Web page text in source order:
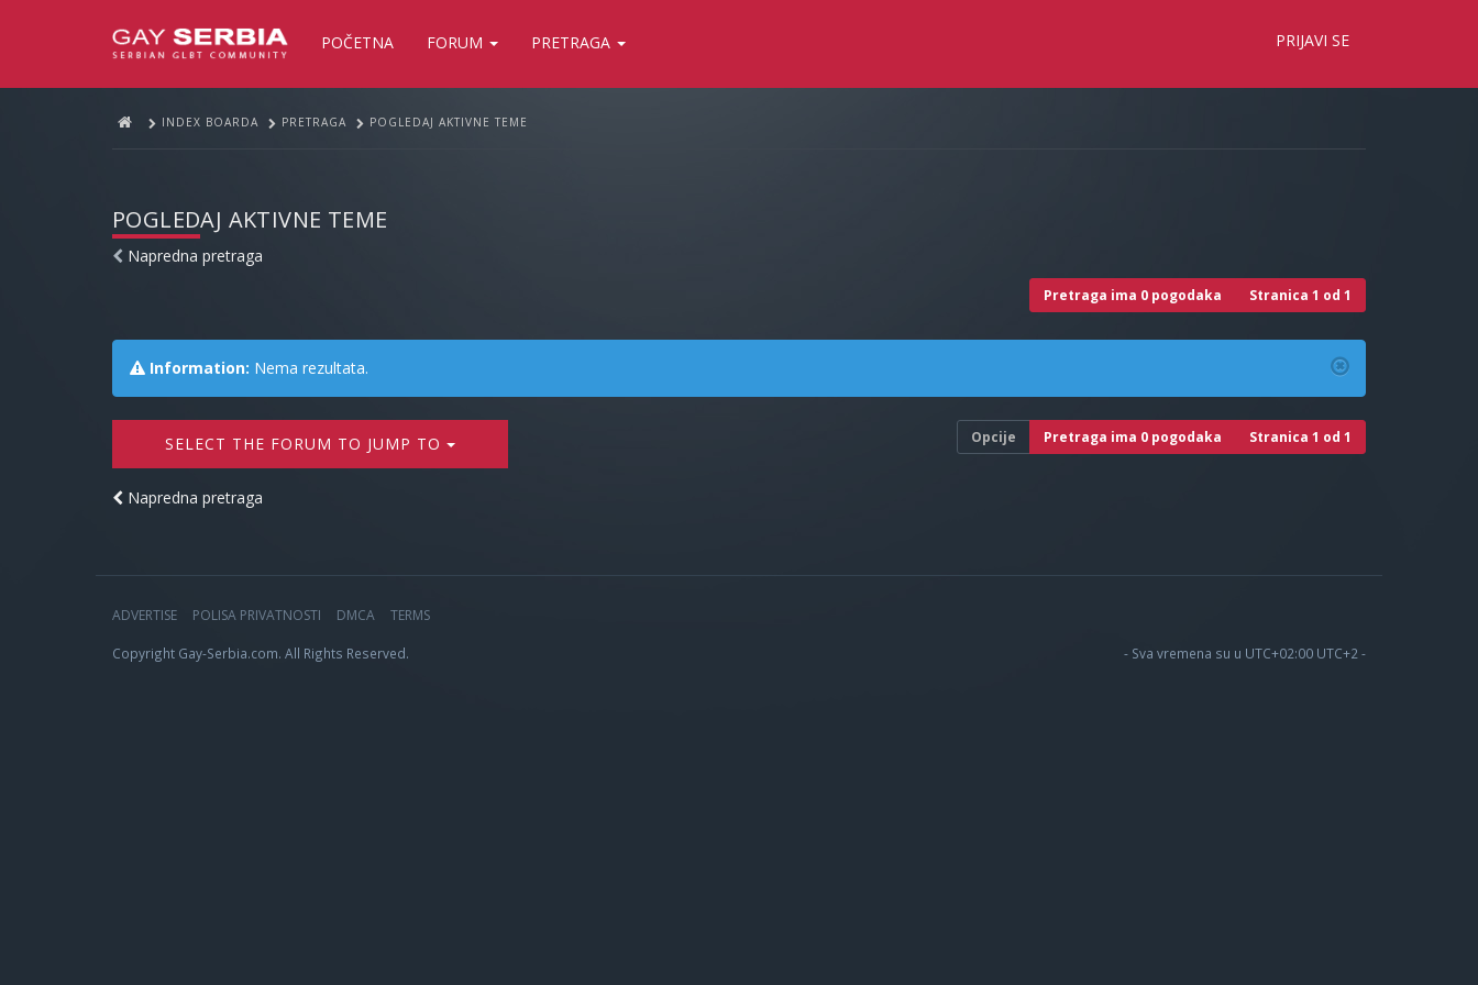
POČETNA FORUM PRETRAGA PRIJAVI SE
INDEX BOARDA PRETRAGA POGLEDAJ AKTIVNE TEME
POGLEDAJ AKTIVNE TEME
Napredna pretraga
Pretraga ima 0 pogodaka Stranica 1 od 1
Information: Nema rezultata.
Opcije Pretraga ima 0 pogodaka Stranica 1 od 1
SELECT THE FORUM TO JUMP TO
Napredna pretraga
ADVERTISE POLISA PRIVATNOSTI DMCA TERMS
Copyright Gay-Serbia.com. All Rights Reserved. - Sva vremena su u UTC+02:00 UTC+2 -